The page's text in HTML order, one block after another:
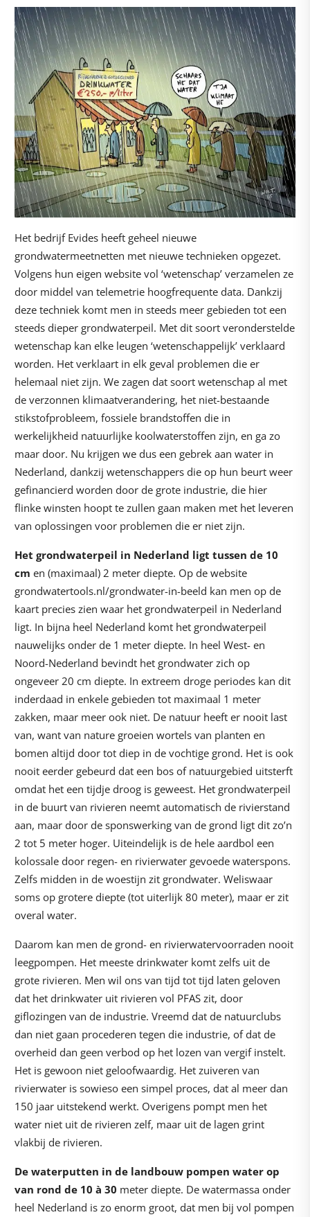
Het bedrijf Evides heeft geheel nieuwe
grondwatermeetnetten met nieuwe technieken opgezet.
Volgens hun eigen website vol ‘wetenschap’ verzamelen ze
door middel van telemetrie hoogfrequente data. Dankzij
deze techniek komt men in steeds meer gebieden tot een
steeds dieper grondwaterpeil. Met dit soort veronderstelde
wetenschap kan elke leugen ‘wetenschappelijk’ verklaard
worden. Het verklaart in elk geval problemen die er
helemaal niet zijn. We zagen dat soort wetenschap al met
de verzonnen klimaatverandering, het niet-bestaande
stikstofprobleem, fossiele brandstoffen die in
werkelijkheid natuurlijke koolwaterstoffen zijn, en ga zo
maar door. Nu krijgen we dus een gebrek aan water in
Nederland, dankzij wetenschappers die op hun beurt weer
gefinancierd worden door de grote industrie, die hier
flinke winsten hoopt te zullen gaan maken met het leveren
van oplossingen voor problemen die er niet zijn.
Het grondwaterpeil in Nederland ligt tussen de 10
cm en (maximaal) 2 meter diepte. Op de website
grondwatertools.nl/grondwater-in-beeld kan men op de
kaart precies zien waar het grondwaterpeil in Nederland
ligt. In bijna heel Nederland komt het grondwaterpeil
nauwelijks onder de 1 meter diepte. In heel West- en
Noord-Nederland bevindt het grondwater zich op
ongeveer 20 cm diepte. In extreem droge periodes kan dit
inderdaad in enkele gebieden tot maximaal 1 meter
zakken, maar meer ook niet. De natuur heeft er nooit last
van, want van nature groeien wortels van planten en
bomen altijd door tot diep in de vochtige grond. Het is ook
nooit eerder gebeurd dat een bos of natuurgebied uitsterft
omdat het een tijdje droog is geweest. Het grondwaterpeil
in de buurt van rivieren neemt automatisch de rivierstand
aan, maar door de sponswerking van de grond ligt dit zo’n
2 tot 5 meter hoger. Uiteindelijk is de hele aardbol een
kolossale door regen- en rivierwater gevoede waterspons.
Zelfs midden in de woestijn zit grondwater. Weliswaar
soms op grotere diepte (tot uiterlijk 80 meter), maar er zit
overal water.
Daarom kan men de grond- en rivierwatervoorraden nooit
leegpompen. Het meeste drinkwater komt zelfs uit de
grote rivieren. Men wil ons van tijd tot tijd laten geloven
dat het drinkwater uit rivieren vol PFAS zit, door
giflozingen van de industrie. Vreemd dat de natuurclubs
dan niet gaan procederen tegen die industrie, of dat de
overheid dan geen verbod op het lozen van vergif instelt.
Het is gewoon niet geloofwaardig. Het zuiveren van
rivierwater is sowieso een simpel proces, dat al meer dan
150 jaar uitstekend werkt. Overigens pompt men het
water niet uit de rivieren zelf, maar uit de lagen grint
vlakbij de rivieren.
De waterputten in de landbouw pompen water op
van rond de 10 à 30 meter diepte. De watermassa onder
heel Nederland is zo enorm groot, dat men bij vol pompen